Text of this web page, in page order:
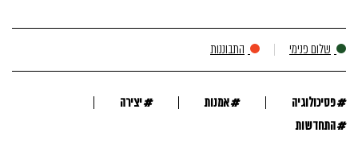
שלום פנימי התבוננות
#פסיכולוגיה #אמנות #יצירה
#התחדשות